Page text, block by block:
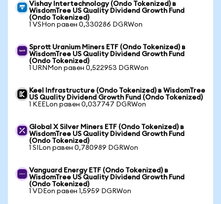
Vishay Intertechnology (Ondo Tokenized) в
WisdomTree US Quality Dividend Growth Fund
(Ondo Tokenized)
1 VSHon равен 0,330286 DGRWon
Sprott Uranium Miners ETF (Ondo Tokenized) в
WisdomTree US Quality Dividend Growth Fund
(Ondo Tokenized)
1 URNMon равен 0,522953 DGRWon
Keel Infrastructure (Ondo Tokenized) в WisdomTree
US Quality Dividend Growth Fund (Ondo Tokenized)
1 KEELon равен 0,037747 DGRWon
Global X Silver Miners ETF (Ondo Tokenized) в
WisdomTree US Quality Dividend Growth Fund
(Ondo Tokenized)
1 SILon равен 0,780989 DGRWon
Vanguard Energy ETF (Ondo Tokenized) в
WisdomTree US Quality Dividend Growth Fund
(Ondo Tokenized)
1 VDEon равен 1,5959 DGRWon